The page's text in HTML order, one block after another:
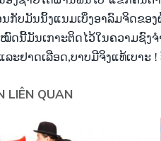
ນກັບມັນນິ້ງແນມເບິ່ງອາລົມຈິດຂອງ
ໝົດນີ້ມັນເກາະຕິດໄວ້ໃນຄວາມຊົງຈ
ລະຢາດເລືອດ,ບາບມີຈິງແທ້ເບາະ !
LIÊN QUAN